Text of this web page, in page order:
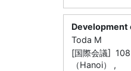
Toda M
[国際会議]
（Hanoi） ,